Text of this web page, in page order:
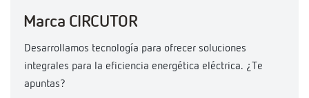
Marca CIRCUTOR
Desarrollamos tecnología para ofrecer soluciones
integrales para la eficiencia energética eléctrica. ¿Te
apuntas?